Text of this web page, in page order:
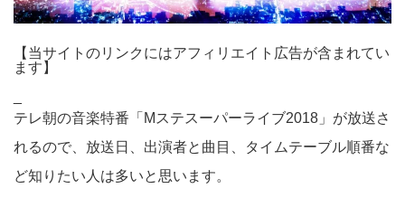
【当サイトのリンクにはアフィリエイト広告が含まれてい
ます】
テレ朝の音楽特番「Mステスーパーライブ2018」が放送さ
れるので、放送日、出演者と曲目、タイムテーブル順番な
ど知りたい人は多いと思います。